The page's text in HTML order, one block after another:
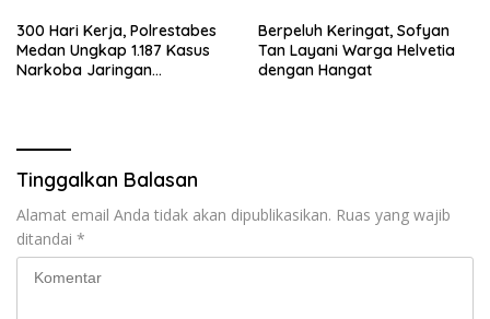
300 Hari Kerja, Polrestabes
Medan Ungkap 1.187 Kasus
Narkoba Jaringan
Berpeluh Keringat, Sofyan
Tan Layani Warga Helvetia
dengan Hangat
Tinggalkan Balasan
Alamat email Anda tidak akan dipublikasikan. Ruas yang wajib
ditandai *